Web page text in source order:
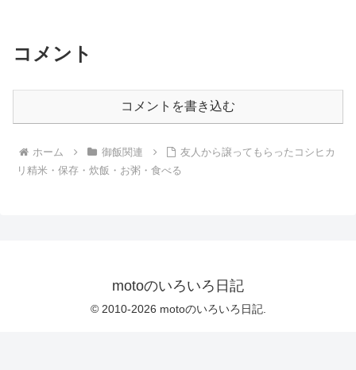
コメント
コメントを書き込む
ホーム 御飯関連
友人から譲ってもらったコシヒカ
リ精米・保存・炊飯・お粥・食べる
motoのいろいろ日記
© 2010-2026 motoのいろいろ日記.